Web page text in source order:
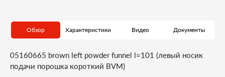
Обзор Характеристики Видео Документы
05160665 brown left powder funnel l=101 (левый носик
подачи порошка короткий BVM)